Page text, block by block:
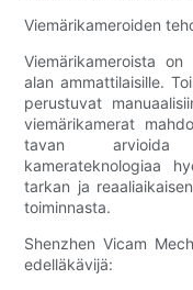
Viemärikameroiden
Viemärikameroista
alan ammattilaisille.
perustuvat
viemärikamerat
tavan arvioida
kamerateknologiaa
tarkan ja
toiminnasta.
Shenzhen Vicam
edelläkävijä: